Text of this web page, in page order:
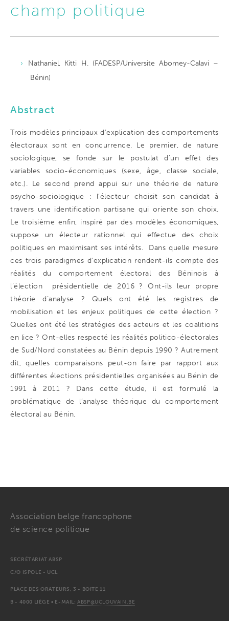
champ politique
Nathaniel, Kitti H. (FADESP/Universite Abomey-Calavi –
Bénin)
Abstract
Trois modèles principaux d’explication des comportements
électoraux sont en concurrence. Le premier, de nature
sociologique, se fonde sur le postulat d’un effet des
variables socio-économiques (sexe, âge, classe sociale,
etc.). Le second prend appui sur une théorie de nature
psycho-sociologique : l’électeur choisit son candidat à
travers une identification partisane qui oriente son choix.
Le troisième enfin, inspiré par des modèles économiques,
suppose un électeur rationnel qui effectue des choix
politiques en maximisant ses intérêts. Dans quelle mesure
ces trois paradigmes d’explication rendent-ils compte des
réalités du comportement électoral des Béninois à
l’élection présidentielle de 2016 ? Ont-ils leur propre
théorie d’analyse ? Quels ont été les registres de
mobilisation et les enjeux politiques de cette élection ?
Quelles ont été les stratégies des acteurs et les coalitions
en lice ? Ont-elles respecté les réalités politico-électorales
de Sud/Nord constatées au Bénin depuis 1990 ? Autrement
dit, quelles comparaisons peut-on faire par rapport aux
différentes élections présidentielles organisées au Bénin de
1991 à 2011 ? Dans cette étude, il est formulé la
problématique de l’analyse théorique du comportement
électoral au Bénin.
Association belge francophone
de science politique
SECRÉTARIAT ABSP
C/O ISPOLE - UCL
PLACE DES ORATEURS, 3 - BOITE 11
B - 4000 LIÈGE • E-MAIL:ABSP@UCLOUVAIN.BE